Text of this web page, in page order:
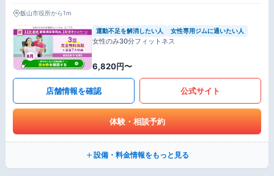
飯山市役所から1m
運動不足を解消したい人 女性専用ジムに通いたい人
女性のみ30分フィットネス
6,820円〜
店舗情報を確認 公式サイト
体験・相談予約
設備・料金情報をもっと見る